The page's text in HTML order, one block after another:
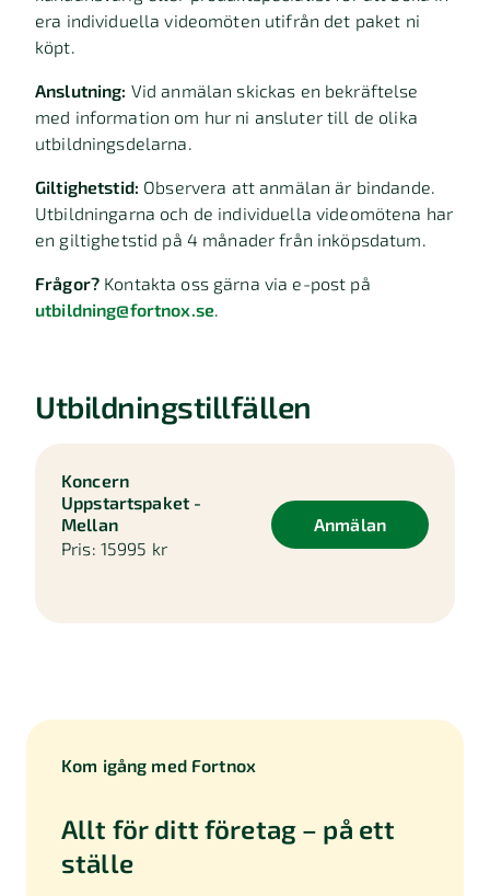
era individuella videomöten utifrån det paket ni
köpt.
Anslutning: Vid anmälan skickas en bekräftelse
med information om hur ni ansluter till de olika
utbildningsdelarna.
Giltighetstid: Observera att anmälan är bindande.
Utbildningarna och de individuella videomötena har
en giltighetstid på 4 månader från inköpsdatum.
Frågor? Kontakta oss gärna via e-post på
utbildning@fortnox.se.
Utbildningstillfällen
Koncern
Uppstartspaket -
Mellan
Pris: 15995 kr
Anmälan
Kom igång med Fortnox
Allt för ditt företag – på ett
ställe